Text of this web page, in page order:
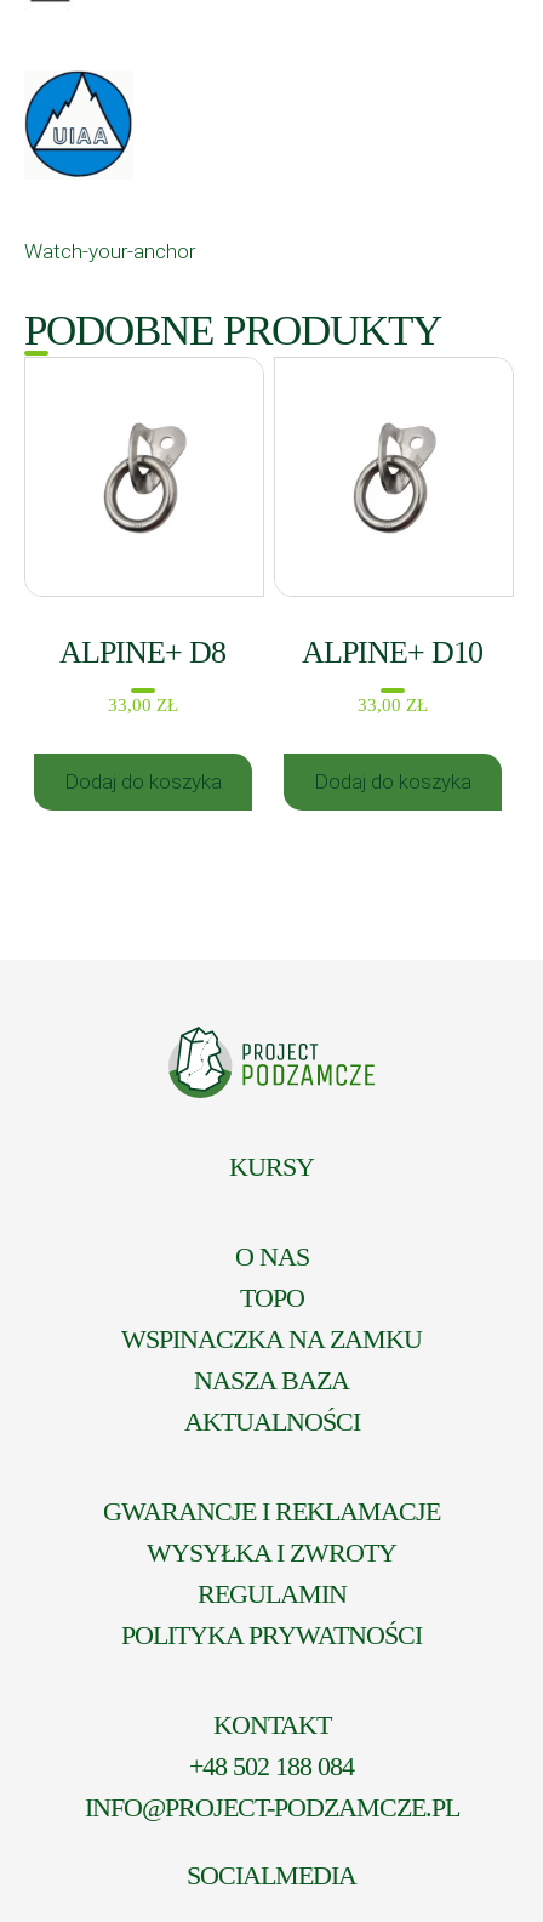
Watch-your-anchor
PODOBNE PRODUKTY
ALPINE+ D8
33,00 ZŁ
Dodaj do koszyka
ALPINE+ D10
33,00 ZŁ
Dodaj do koszyka
KURSY
O NAS
TOPO
WSPINACZKA NA ZAMKU
NASZA BAZA
AKTUALNOŚCI
GWARANCJE I REKLAMACJE
WYSYŁKA I ZWROTY
REGULAMIN
POLITYKA PRYWATNOŚCI
KONTAKT
+48 502 188 084
INFO@PROJECT-PODZAMCZE.PL
SOCIALMEDIA